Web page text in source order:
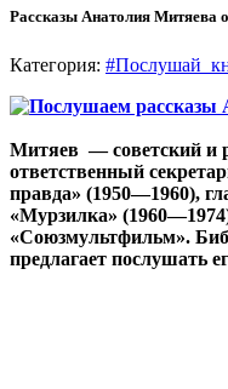
Рассказы Анатолия Митяева
Категория:
Митяев — советский и
ответственный
правда» (1950—1960),
«Мурзилка»
«Союзмультфильм».
предлагает послушать